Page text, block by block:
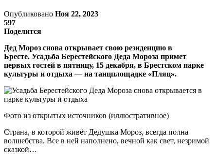
Опубликовано Ноя 22, 2023
597
Поделится
Дед Мороз снова открывает свою резиденцию в
Бресте. Усадьба Берестейского Деда Мороза примет
первых гостей в пятницу, 15 декабря, в Брестском парке
культуры и отдыха — на танцплощадке «Пляц».
Фото из открытых источников (иллюстративное)
Страна, в которой живёт Дедушка Мороз, всегда полна
волшебства. Все в ней наполнено, вечной как свет, незримой
сказкой…